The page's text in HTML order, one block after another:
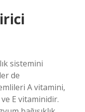
sistemini
de
A vitamini,
E vitaminidir.